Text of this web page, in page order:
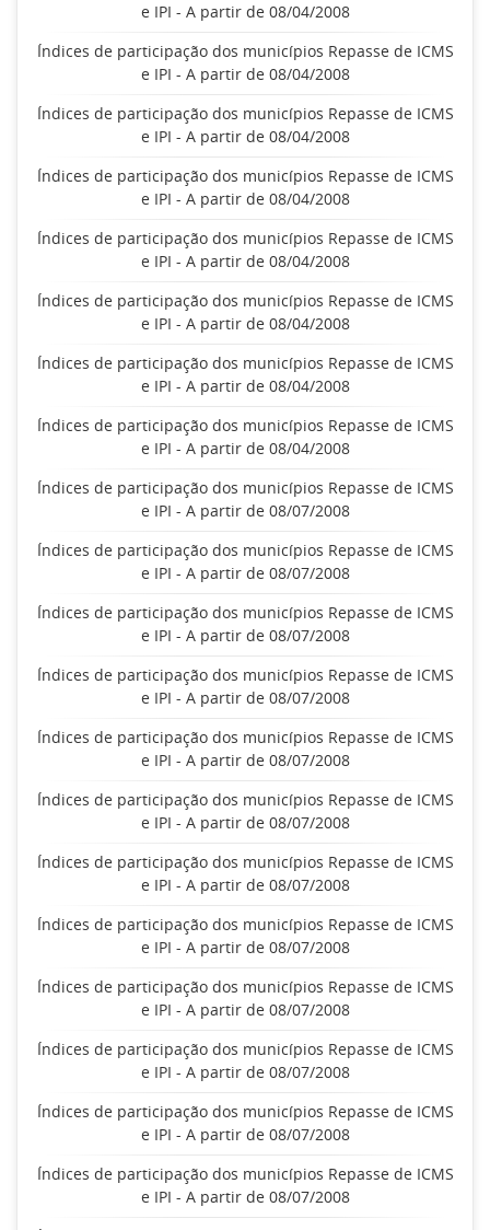
e IPI - A partir de 08/04/2008
Índices de participação dos municípios Repasse de ICMS
e IPI - A partir de 08/04/2008
Índices de participação dos municípios Repasse de ICMS
e IPI - A partir de 08/04/2008
Índices de participação dos municípios Repasse de ICMS
e IPI - A partir de 08/04/2008
Índices de participação dos municípios Repasse de ICMS
e IPI - A partir de 08/04/2008
Índices de participação dos municípios Repasse de ICMS
e IPI - A partir de 08/04/2008
Índices de participação dos municípios Repasse de ICMS
e IPI - A partir de 08/04/2008
Índices de participação dos municípios Repasse de ICMS
e IPI - A partir de 08/04/2008
Índices de participação dos municípios Repasse de ICMS
e IPI - A partir de 08/07/2008
Índices de participação dos municípios Repasse de ICMS
e IPI - A partir de 08/07/2008
Índices de participação dos municípios Repasse de ICMS
e IPI - A partir de 08/07/2008
Índices de participação dos municípios Repasse de ICMS
e IPI - A partir de 08/07/2008
Índices de participação dos municípios Repasse de ICMS
e IPI - A partir de 08/07/2008
Índices de participação dos municípios Repasse de ICMS
e IPI - A partir de 08/07/2008
Índices de participação dos municípios Repasse de ICMS
e IPI - A partir de 08/07/2008
Índices de participação dos municípios Repasse de ICMS
e IPI - A partir de 08/07/2008
Índices de participação dos municípios Repasse de ICMS
e IPI - A partir de 08/07/2008
Índices de participação dos municípios Repasse de ICMS
e IPI - A partir de 08/07/2008
Índices de participação dos municípios Repasse de ICMS
e IPI - A partir de 08/07/2008
Índices de participação dos municípios Repasse de ICMS
e IPI - A partir de 08/07/2008